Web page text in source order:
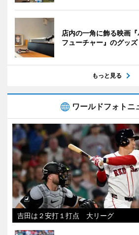
店内の一角に飾る映画
フューチャー』のグッズ
もっと見る
ワールドフォトニ
吉田は２安打１打点 大リーグ